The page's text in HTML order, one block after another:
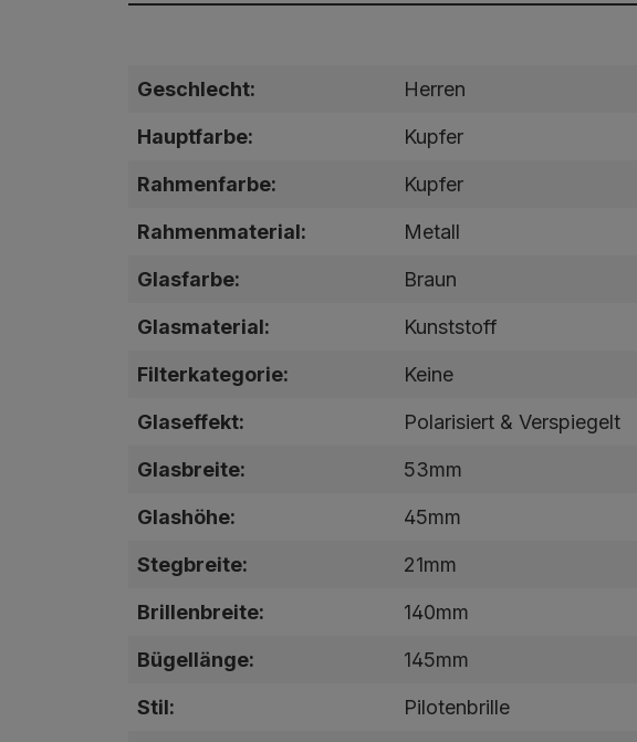
Geschlecht: Herren
Hauptfarbe: Kupfer
Rahmenfarbe: Kupfer
Rahmenmaterial: Metall
Glasfarbe: Braun
Glasmaterial: Kunststoff
Filterkategorie: Keine
Glaseffekt: Polarisiert & Verspiegelt
Glasbreite: 53mm
Glashöhe: 45mm
Stegbreite: 21mm
Brillenbreite: 140mm
Bügellänge: 145mm
Stil: Pilotenbrille